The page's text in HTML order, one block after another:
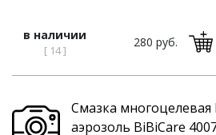
в наличии
[ 14 ]
280 руб.
Смазка многоцелевая
аэрозоль BiBiCare